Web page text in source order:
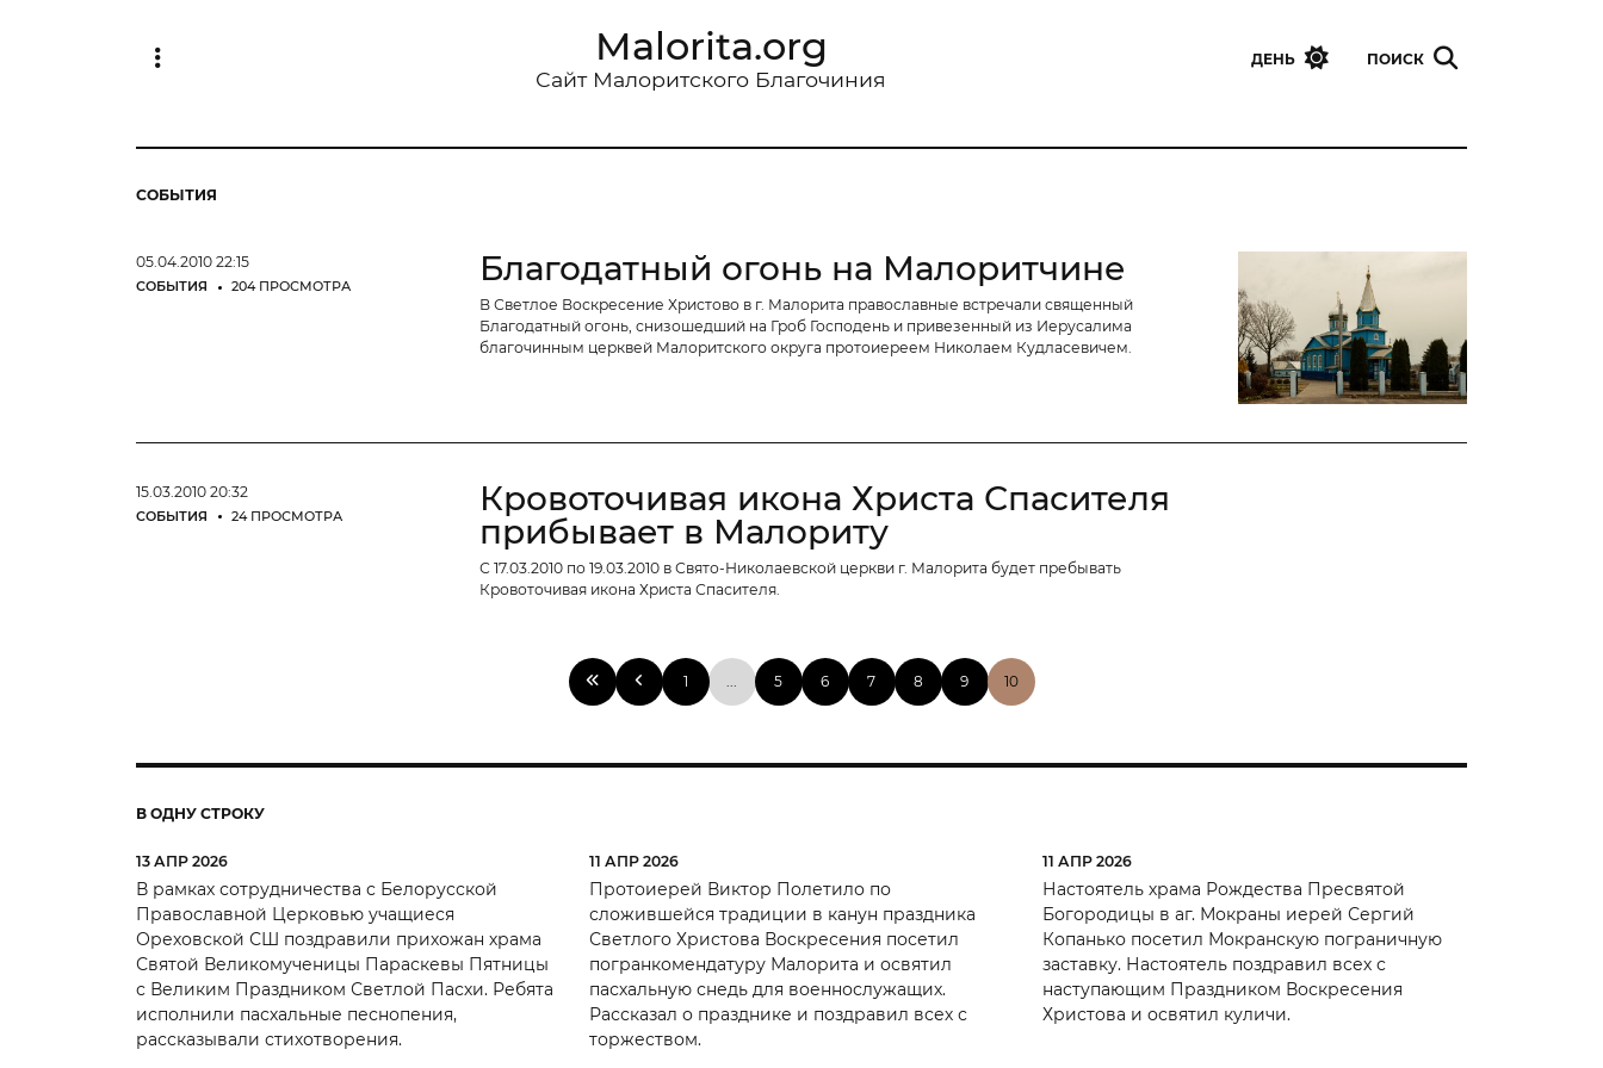
Malorita.org
Сайт Малоритского Благочиния
СОБЫТИЯ
Благодатный огонь на Малоритчине
В Светлое Воскресение Христово в г. Малорита православные встречали священный
Благодатный огонь, снизошедший на Гроб Господень и привезенный из Иерусалима
благочинным церквей Малоритского округа протоиереем Николаем Кудласевичем.
05.04.2010 22:15
СОБЫТИЯ 204 ПРОСМОТРА
Кровоточивая икона Христа Спасителя
прибывает в Малориту
С 17.03.2010 по 19.03.2010 в Свято-Николаевской церкви г. Малорита будет пребывать
Кровоточивая икона Христа Спасителя.
15.03.2010 20:32
СОБЫТИЯ 24 ПРОСМОТРА
1 5 6 7 8 9 10
В ОДНУ СТРОКУ
13 АПР 2026
В рамках сотрудничества с Белорусской
Православной Церковью учащиеся
Ореховской СШ поздравили прихожан храма
Святой Великомученицы Параскевы Пятницы
с Великим Праздником Светлой Пасхи. Ребята
исполнили пасхальные песнопения,
рассказывали стихотворения.
11 АПР 2026
Протоиерей Виктор Полетило по
сложившейся традиции в канун праздника
Светлого Христова Воскресения посетил
погранкомендатуру Малорита и освятил
пасхальную снедь для военнослужащих.
Рассказал о празднике и поздравил всех с
торжеством.
11 АПР 2026
Настоятель храма Рождества Пресвятой
Богородицы в аг. Мокраны иерей Сергий
Копанько посетил Мокранскую пограничную
заставку. Настоятель поздравил всех с
наступающим Праздником Воскресения
Христова и освятил куличи.